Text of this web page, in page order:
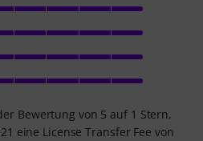
Bewertung von 5 auf 1 Stern,
eine License Transfer Fee von